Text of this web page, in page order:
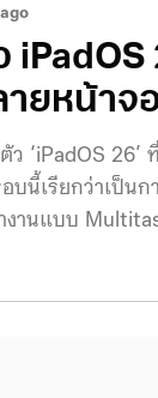
ายหน้าจ
ว ‘iPadOS
บนี้เรียกว่าเป็นก
งานแบบ